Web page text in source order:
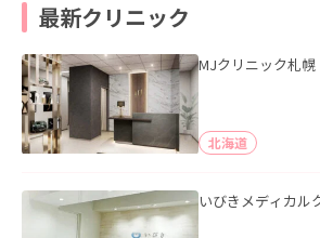
最新クリニック
MJクリニック札幌
北海道
いびきメディカル